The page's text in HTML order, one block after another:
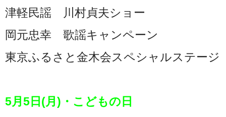
津軽民謡 川村貞夫ショー
岡元忠幸 歌謡キャンペーン
東京ふるさと金木会スペシャルステージ
5月5日(月)・こどもの日